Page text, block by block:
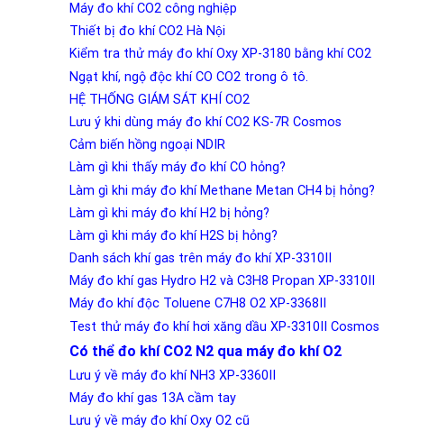
Máy đo khí CO2 công nghiệp
Thiết bị đo khí CO2 Hà Nội
Kiểm tra thử máy đo khí Oxy XP-3180 bằng khí CO2
Ngạt khí, ngộ độc khí CO CO2 trong ô tô.
HỆ THỐNG GIÁM SÁT KHÍ CO2
Lưu ý khi dùng máy đo khí CO2 KS-7R Cosmos
Cảm biến hồng ngoại NDIR
Làm gì khi thấy máy đo khí CO hỏng?
Làm gì khi máy đo khí Methane Metan CH4 bị hỏng?
Làm gì khi máy đo khí H2 bị hỏng?
Làm gì khi máy đo khí H2S bị hỏng?
Danh sách khí gas trên máy đo khí XP-3310II
Máy đo khí gas Hydro H2 và C3H8 Propan XP-3310II
Máy đo khí độc Toluene C7H8 O2 XP-3368II
Test thử máy đo khí hơi xăng dầu XP-3310II Cosmos
Có thể đo khí CO2 N2 qua máy đo khí O2
Lưu ý về máy đo khí NH3 XP-3360II
Máy đo khí gas 13A cầm tay
Lưu ý về máy đo khí Oxy O2 cũ